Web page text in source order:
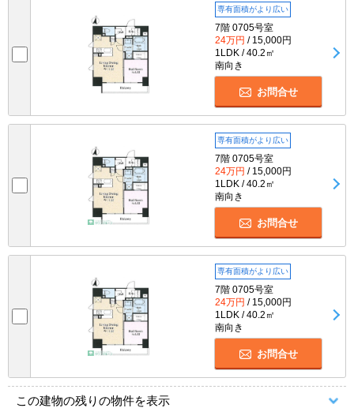
専有面積がより広い
7階 0705号室
24万円 / 15,000円
1LDK / 40.2㎡
南向き
お問合せ
専有面積がより広い
7階 0705号室
24万円 / 15,000円
1LDK / 40.2㎡
南向き
お問合せ
専有面積がより広い
7階 0705号室
24万円 / 15,000円
1LDK / 40.2㎡
南向き
お問合せ
この建物の残りの物件を表示